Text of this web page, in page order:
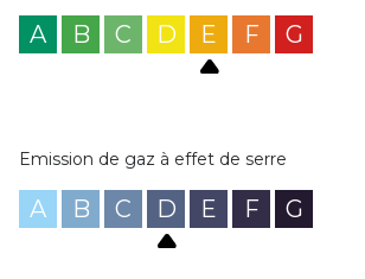
A B C D E F G
Emission de gaz à effet de serre
A B C D E F G